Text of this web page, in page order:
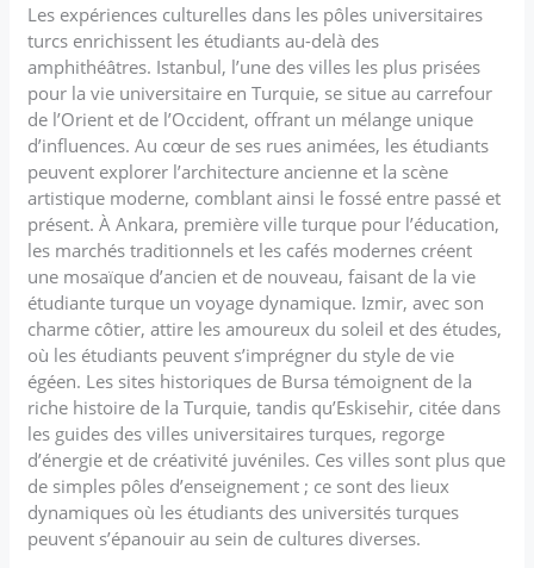
Les expériences culturelles dans les pôles universitaires
turcs enrichissent les étudiants au-delà des
amphithéâtres. Istanbul, l’une des villes les plus prisées
pour la vie universitaire en Turquie, se situe au carrefour
de l’Orient et de l’Occident, offrant un mélange unique
d’influences. Au cœur de ses rues animées, les étudiants
peuvent explorer l’architecture ancienne et la scène
artistique moderne, comblant ainsi le fossé entre passé et
présent. À Ankara, première ville turque pour l’éducation,
les marchés traditionnels et les cafés modernes créent
une mosaïque d’ancien et de nouveau, faisant de la vie
étudiante turque un voyage dynamique. Izmir, avec son
charme côtier, attire les amoureux du soleil et des études,
où les étudiants peuvent s’imprégner du style de vie
égéen. Les sites historiques de Bursa témoignent de la
riche histoire de la Turquie, tandis qu’Eskisehir, citée dans
les guides des villes universitaires turques, regorge
d’énergie et de créativité juvéniles. Ces villes sont plus que
de simples pôles d’enseignement ; ce sont des lieux
dynamiques où les étudiants des universités turques
peuvent s’épanouir au sein de cultures diverses.